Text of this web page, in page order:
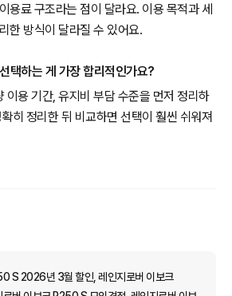
용료 구조라는 점이 달라요. 이용 목적과 세
한 방식이 달라질 수 있어요.
택하는 게 가장 합리적인가요?
이용 기간, 유지비 부담 수준을 먼저 정리하
히 정리한 뒤 비교하면 선택이 훨씬 쉬워져
S 2026년 3월 할인, 레인지로버 이보크